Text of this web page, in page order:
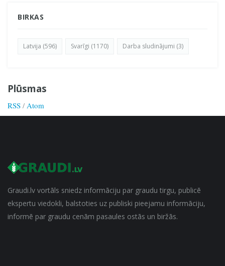
BIRKAS
Latvija (596) Svarīgi (1170) Darba sludinājumi (3)
Plūsmas
RSS / Atom
Graudi.lv vortāls sniedz informāciju par graudu tirgu, publicē
ekspertu viedokli, balstoties uz publiski pieejamu informāciju,
informē par graudu cenām pasaules ostās un biržās.